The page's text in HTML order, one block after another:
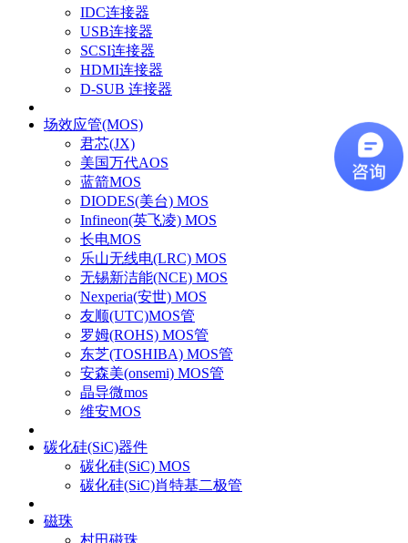
IDC连接器
USB连接器
SCSI连接器
HDMI连接器
D-SUB 连接器
场效应管(MOS)
君芯(JX)
美国万代AOS
蓝箭MOS
DIODES(美台) MOS
Infineon(英飞凌) MOS
长电MOS
乐山无线电(LRC) MOS
无锡新洁能(NCE) MOS
Nexperia(安世) MOS
友顺(UTC)MOS管
罗姆(ROHS) MOS管
东芝(TOSHIBA) MOS管
安森美(onsemi) MOS管
晶导微mos
维安MOS
碳化硅(SiC)器件
碳化硅(SiC) MOS
碳化硅(SiC)肖特基二极管
磁珠
村田磁珠